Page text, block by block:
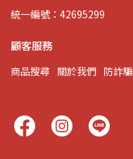
統一編號：42695299
顧客服務
商品搜尋 關於我們 防詐